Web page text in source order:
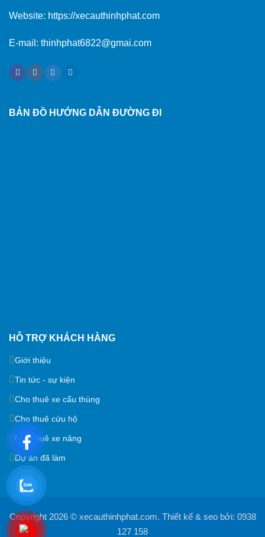
Website: https://xecauthinhphat.com
E-mail: thinhphat6822@gmai.com
HỖ TRỢ KHÁCH HÀNG
Giới thiệu
Tin tức - sự kiện
Cho thuê xe cẩu thùng
Cho thuê cứu hộ
Cho thuê xe nâng
Dự án đã làm
BẢN ĐỒ HƯỚNG DẪN ĐƯỜNG ĐI
Copyright 2026 © xecauthinhphat.com. Thiết kế & seo bởi: 0938
127 158